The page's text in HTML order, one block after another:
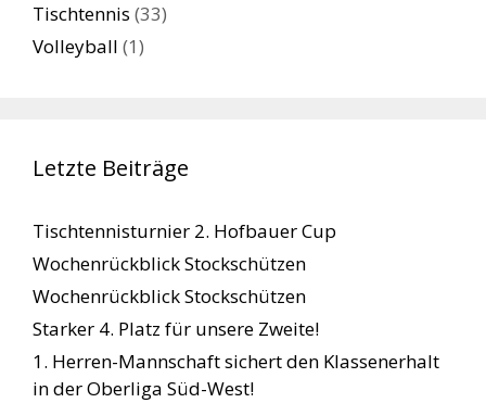
Tischtennis (33)
Volleyball (1)
Letzte Beiträge
Tischtennisturnier 2. Hofbauer Cup
Wochenrückblick Stockschützen
Wochenrückblick Stockschützen
Starker 4. Platz für unsere Zweite!
1. Herren-Mannschaft sichert den Klassenerhalt
in der Oberliga Süd-West!